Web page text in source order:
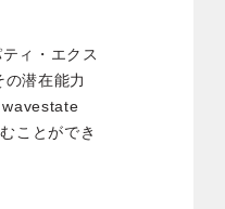
ィ・エクス
潜在能力
wavestate
ことができ